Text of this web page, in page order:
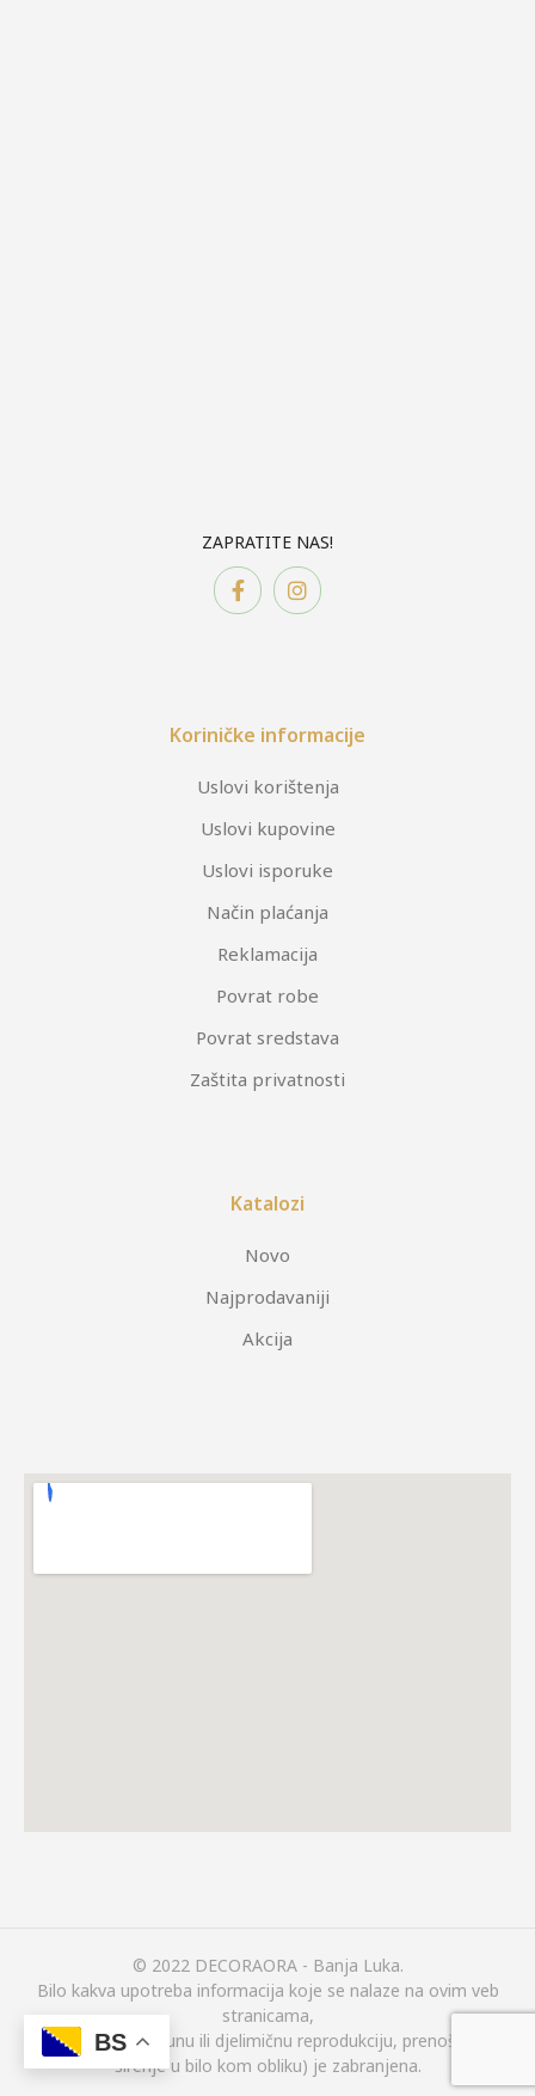
ZAPRATITE NAS!
Koriničke informacije
Uslovi korištenja
Uslovi kupovine
Uslovi isporuke
Način plaćanja
Reklamacija
Povrat robe
Povrat sredstava
Zaštita privatnosti
Katalozi
Novo
Najprodavaniji
Akcija
© 2022 DECORAORA - Banja Luka.
Bilo kakva upotreba informacija koje se nalaze na ovim veb
stranicama,
(uključujući i potpunu ili djelimičnu reprodukciju, prenošenje ili
širenje u bilo kom obliku) je zabranjena.
BS